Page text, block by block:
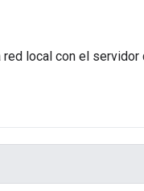
local con el servidor